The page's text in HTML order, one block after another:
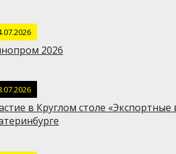
2026
в Круглом столе